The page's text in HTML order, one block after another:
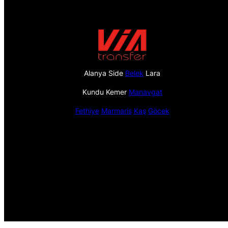
Alanya Side Belek Lara
Kundu Kemer Manavgat
Fethiye Marmaris Kaş Göcek